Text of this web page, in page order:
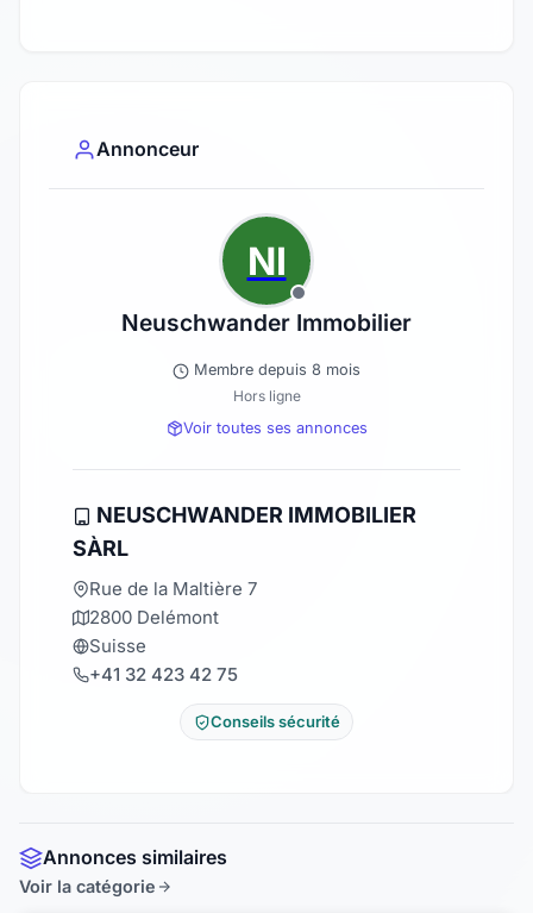
Annonceur
NI
Neuschwander Immobilier
Membre depuis 8 mois
Hors ligne
Voir toutes ses annonces
NEUSCHWANDER IMMOBILIER
SÀRL
Rue de la Maltière 7
2800 Delémont
Suisse
+41 32 423 42 75
Conseils sécurité
Annonces similaires
Voir la catégorie